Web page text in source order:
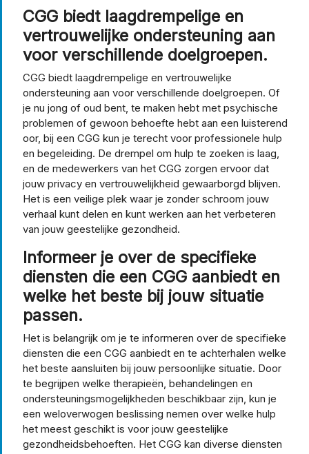
CGG biedt laagdrempelige en
vertrouwelijke ondersteuning aan
voor verschillende doelgroepen.
CGG biedt laagdrempelige en vertrouwelijke
ondersteuning aan voor verschillende doelgroepen. Of
je nu jong of oud bent, te maken hebt met psychische
problemen of gewoon behoefte hebt aan een luisterend
oor, bij een CGG kun je terecht voor professionele hulp
en begeleiding. De drempel om hulp te zoeken is laag,
en de medewerkers van het CGG zorgen ervoor dat
jouw privacy en vertrouwelijkheid gewaarborgd blijven.
Het is een veilige plek waar je zonder schroom jouw
verhaal kunt delen en kunt werken aan het verbeteren
van jouw geestelijke gezondheid.
Informeer je over de specifieke
diensten die een CGG aanbiedt en
welke het beste bij jouw situatie
passen.
Het is belangrijk om je te informeren over de specifieke
diensten die een CGG aanbiedt en te achterhalen welke
het beste aansluiten bij jouw persoonlijke situatie. Door
te begrijpen welke therapieën, behandelingen en
ondersteuningsmogelijkheden beschikbaar zijn, kun je
een weloverwogen beslissing nemen over welke hulp
het meest geschikt is voor jouw geestelijke
gezondheidsbehoeften. Het CGG kan diverse diensten